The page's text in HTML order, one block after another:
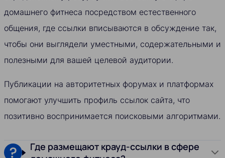
домашнего фитнеса посредством естественного
общения, где ссылки вписываются в обсуждение так,
чтобы они выглядели уместными, содержательными и
полезными для вашей целевой аудитории.
Публикации на авторитетных форумах и платформах
помогают улучшить профиль ссылок сайта, что
позитивно воспринимается поисковыми алгоритмами.
Где размещают крауд-ссылки в сфере